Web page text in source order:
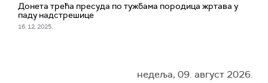
Донета трећа пресуда по тужбама породица жртава у
паду надстрешице
16. 12. 2025.
недеља, 09. август 2026.